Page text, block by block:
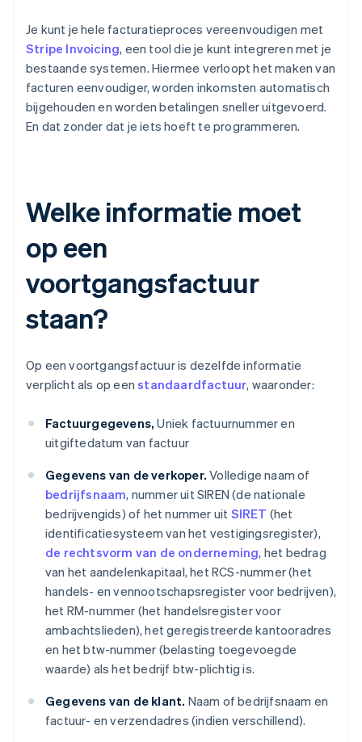
Je kunt je hele facturatieproces vereenvoudigen met
Stripe Invoicing, een tool die je kunt integreren met je
bestaande systemen. Hiermee verloopt het maken van
facturen eenvoudiger, worden inkomsten automatisch
bijgehouden en worden betalingen sneller uitgevoerd.
En dat zonder dat je iets hoeft te programmeren.
Welke informatie moet
op een
voortgangsfactuur
staan?
Op een voortgangsfactuur is dezelfde informatie
verplicht als op eenstandaardfactuur, waaronder:
Factuurgegevens, Uniek factuurnummer en
uitgiftedatum van factuur
Gegevens van de verkoper. Volledige naam of
bedrijfsnaam, nummer uit SIREN (de nationale
bedrijvengids) of het nummer uit SIRET (het
identificatiesysteem van het vestigingsregister),
de rechtsvorm van de onderneming, het bedrag
van het aandelenkapitaal, het RCS-nummer (het
handels- en vennootschapsregister voor bedrijven),
het RM-nummer (het handelsregister voor
ambachtslieden), het geregistreerde kantooradres
en het btw-nummer (belasting toegevoegde
waarde) als het bedrijf btw-plichtig is.
Gegevens van de klant. Naam of bedrijfsnaam en
factuur- en verzendadres (indien verschillend).